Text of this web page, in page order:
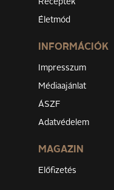
Receptek
Életmód
INFORMÁCIÓK
Impresszum
Médiaajánlat
ÁSZF
Adatvédelem
MAGAZIN
Előfizetés